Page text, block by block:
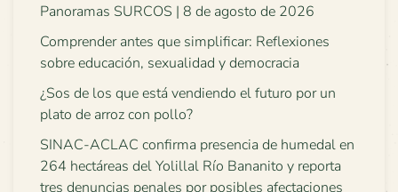
Panoramas SURCOS | 8 de agosto de 2026
Comprender antes que simplificar: Reflexiones
sobre educación, sexualidad y democracia
¿Sos de los que está vendiendo el futuro por un
plato de arroz con pollo?
SINAC-ACLAC confirma presencia de humedal en
264 hectáreas del Yolillal Río Bananito y reporta
tres denuncias penales por posibles afectaciones